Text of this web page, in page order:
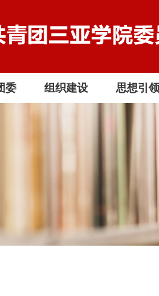
委 组织建设 思想引领